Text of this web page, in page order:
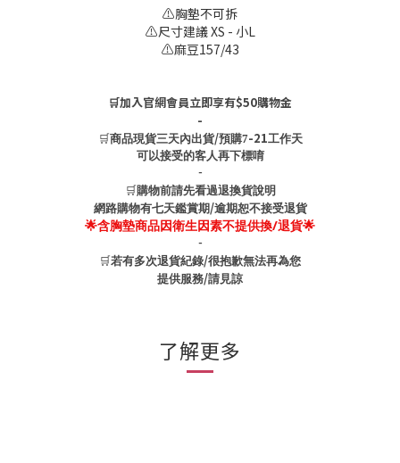
⚠️胸墊不可拆
⚠️尺寸建議 XS - 小L
⚠️麻豆157/43
🛒加入官網會員立即享有$50購物金
-
🛒商品現貨三天內出貨/預購7-21工作天
可以接受的客人再下標唷
-
🛒購物前請先看過退換貨說明
網路購物有七天鑑賞期/逾期恕不接受退貨
🌟含胸墊商品因衛生因素不提供換/退貨🌟
-
🛒若有多次退貨紀錄/很抱歉無法再為您
提供服務/請見諒
了解更多